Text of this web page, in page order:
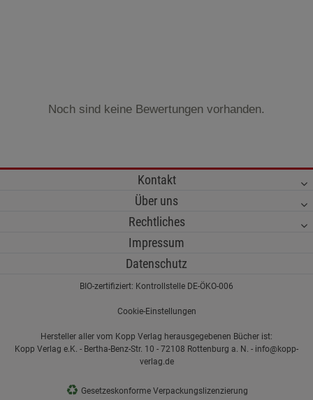
Noch sind keine Bewertungen vorhanden.
Kontakt
Über uns
Rechtliches
Impressum
Datenschutz
BIO-zertifiziert: Kontrollstelle DE-ÖKO-006
Cookie-Einstellungen
Hersteller aller vom Kopp Verlag herausgegebenen Bücher ist:
Kopp Verlag e.K. - Bertha-Benz-Str. 10 - 72108 Rottenburg a. N. - info@kopp-
verlag.de
♻ Gesetzeskonforme Verpackungslizenzierung